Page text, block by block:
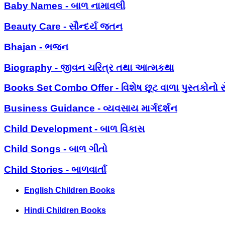
Baby Names - બાળ નામાવલી
Beauty Care - સૌન્દર્ય જતન
Bhajan - ભજન
Biography - જીવન ચરિત્ર તથા આત્મકથા
Books Set Combo Offer - વિશેષ છૂટ વાળા પુસ્તકોનો
Business Guidance - વ્યવસાય માર્ગદર્શન
Child Development - બાળ વિકાસ
Child Songs - બાળ ગીતો
Child Stories - બાળવાર્તા
English Children Books
Hindi Children Books